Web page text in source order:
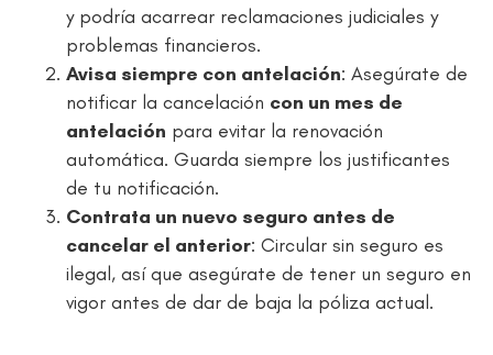
y podría acarrear reclamaciones judiciales y
problemas financieros.
Avisa siempre con antelación: Asegúrate de
notificar la cancelación con un mes de
antelación para evitar la renovación
automática. Guarda siempre los justificantes
de tu notificación.
Contrata un nuevo seguro antes de
cancelar el anterior: Circular sin seguro es
ilegal, así que asegúrate de tener un seguro en
vigor antes de dar de baja la póliza actual.